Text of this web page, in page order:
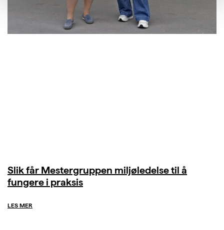
Slik får Mestergruppen miljøledelse til å
fungere i praksis
LES MER